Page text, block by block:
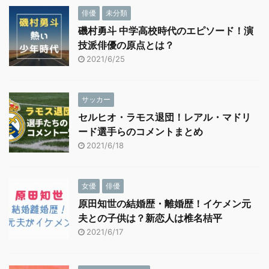
俳優 未分類
磯村勇斗 中学高校時代のエピソード！演
技派俳優の原点とは？
2021/6/25
サッカー
セルヒオ・ラモス退団！レアル・マドリ
ード選手らのコメントまとめ
2021/6/18
女優 俳優
原田知世の結婚歴・離婚歴！イケメン元
夫との子供は？新恋人は椎名桔平
2021/6/17